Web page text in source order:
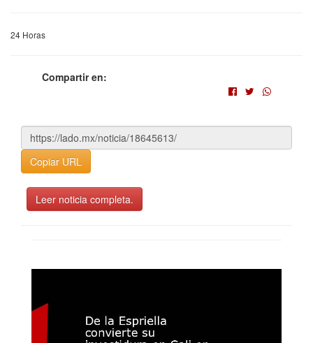
24 Horas
Compartir en:
Copiar URL
Leer noticia completa.